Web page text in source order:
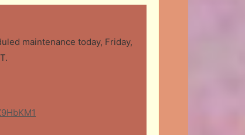
maintenance today, Friday,